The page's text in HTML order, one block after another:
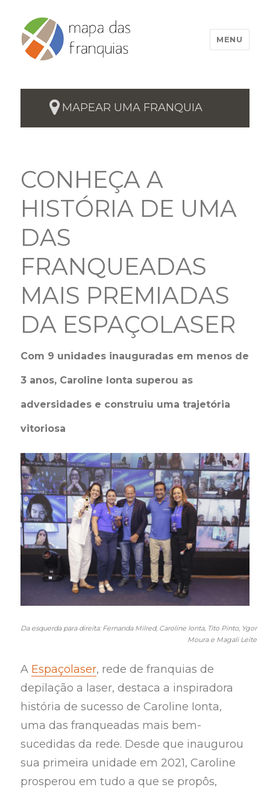
MENU
MAPEAR UMA FRANQUIA
CONHEÇA A
HISTÓRIA DE UMA
DAS
FRANQUEADAS
MAIS PREMIADAS
DA ESPAÇOLASER
Com 9 unidades inauguradas em menos de
3 anos, Caroline Ionta superou as
adversidades e construiu uma trajetória
vitoriosa
Da esquerda para direita: Fernanda Milred, Caroline Ionta, Tito Pinto, Ygor
Moura e Magali Leite
A Espaçolaser, rede de franquias de
depilação a laser, destaca a inspiradora
história de sucesso de Caroline Ionta,
uma das franqueadas mais bem-
sucedidas da rede. Desde que inaugurou
sua primeira unidade em 2021, Caroline
prosperou em tudo a que se propôs,